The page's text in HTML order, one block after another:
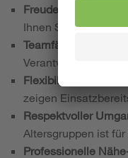
Freude an der Arbeit
Ihnen Spaß und
Teamfähigkeit &
Verantwortung für
Flexibilität &
zeigen
Respektvoller
Altersgruppen ist
Professionelle